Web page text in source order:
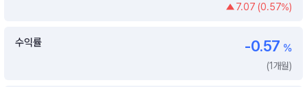
7.07 (0.57%)
수익률 -0.57 %
(1개월)
월배당 · 모으기 · 포트래빗 관리
월배당 포트